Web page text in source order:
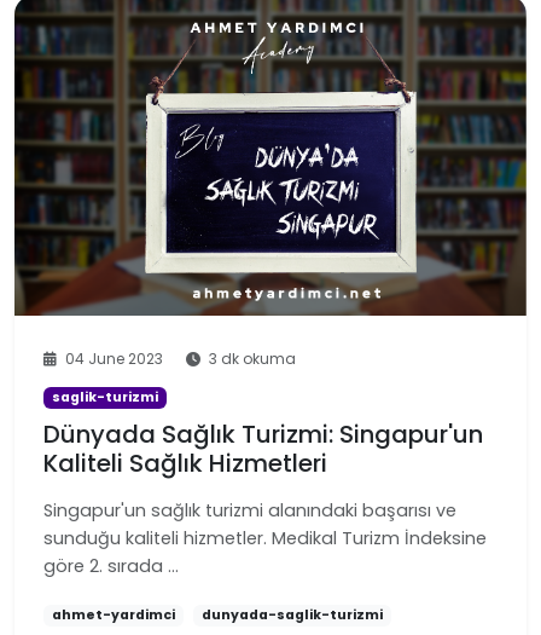
04 June 2023 3 dk okuma
saglik-turizmi
Dünyada Sağlık Turizmi: Singapur'un
Kaliteli Sağlık Hizmetleri
Singapur'un sağlık turizmi alanındaki başarısı ve
sunduğu kaliteli hizmetler. Medikal Turizm İndeksine
göre 2. sırada …
ahmet-yardimci
dunyada-saglik-turizmi